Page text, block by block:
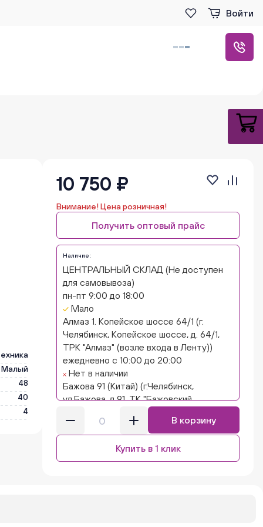
Войти
Малый
48
40
4
10 750 ₽
Внимание! Цена розничная!
Получить оптовый прайс
Наличие:
ЦЕНТРАЛЬНЫЙ СКЛАД (Не доступен
для самовывоза)
пн-пт 9:00 до 18:00
Мало
Алмаз 1. Копейское шоссе 64/1 (г.
Челябинск, Копейское шоссе, д. 64/1,
ТРК "Алмаз" (возле входа в Ленту))
ежедневно с 10:00 до 20:00
Нет в наличии
Бажова 91 (Китай) (г.Челябинск,
ул.Бажова, д.91, ТК "Бажовский,
островок "Кисло-сладкий Ниндзя")
ежедневно с 10:00 до 20:00
Нет в наличии
Бажова 91 Цветы (г. Челябинск,
ул.Бажова, д91/1 (на парковке))
В корзину
Купить в 1 клик